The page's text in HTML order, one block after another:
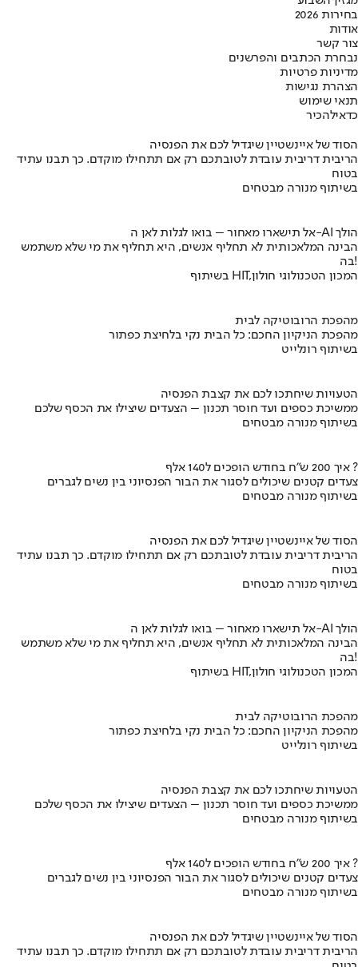
בחירות 2026
אודות
צור קשר
נבחרת הכתבים והפרשנים
מדיניות פרטיות
הצהרת נגישות
תנאי שימוש
כדאילהכיר
הסוד של איינשטיין שיגדיל לכם את הפנסיה
הריבית דריבית עובדת לטובתכם רק אם תתחילו מוקדם. כך תבנו עתיד
בטוח
בשיתוף מנורה מבטחים
אל תישארו מאחור – בואו לגלות לאן ה-AI הולך
הבינה המלאכותית לא תחליף אנשים, היא תחליף את מי שלא משתמש
בה!
בשיתוף HIT,המכון הטכנולוגי חולון
מהפכת הרובוטיקה לבית
מהפכת הניקיון החכם: כל הבית נקי בלחיצת כפתור
בשיתוף רונלייט
הטעויות שיחתכו לכם את קצבת הפנסיה
ממשיכת כספים ועד חוסר תכנון – הצעדים שיצילו את הכסף שלכם
בשיתוף מנורה מבטחים
איך 200 ש"ח בחודש הופכים ל140 אלף ?
צעדים קטנים שיכולים לסגור את הבור הפנסיוני בין נשים לגברים
בשיתוף מנורה מבטחים
הסוד של איינשטיין שיגדיל לכם את הפנסיה
הריבית דריבית עובדת לטובתכם רק אם תתחילו מוקדם. כך תבנו עתיד
בטוח
בשיתוף מנורה מבטחים
אל תישארו מאחור – בואו לגלות לאן ה-AI הולך
הבינה המלאכותית לא תחליף אנשים, היא תחליף את מי שלא משתמש
בה!
בשיתוף HIT,המכון הטכנולוגי חולון
מהפכת הרובוטיקה לבית
מהפכת הניקיון החכם: כל הבית נקי בלחיצת כפתור
בשיתוף רונלייט
הטעויות שיחתכו לכם את קצבת הפנסיה
ממשיכת כספים ועד חוסר תכנון – הצעדים שיצילו את הכסף שלכם
בשיתוף מנורה מבטחים
איך 200 ש"ח בחודש הופכים ל140 אלף ?
צעדים קטנים שיכולים לסגור את הבור הפנסיוני בין נשים לגברים
בשיתוף מנורה מבטחים
הסוד של איינשטיין שיגדיל לכם את הפנסיה
הריבית דריבית עובדת לטובתכם רק אם תתחילו מוקדם. כך תבנו עתיד